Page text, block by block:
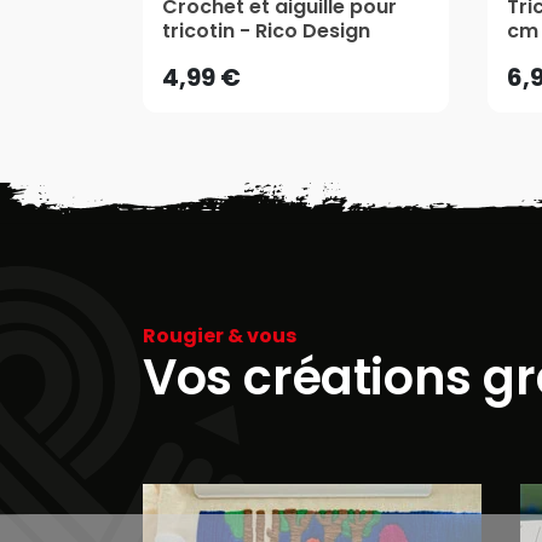
Crochet et aiguille pour
tricotin - Rico Design
4,99 €AJOUTER AU PANIER
Rougier & vous
Vos créations